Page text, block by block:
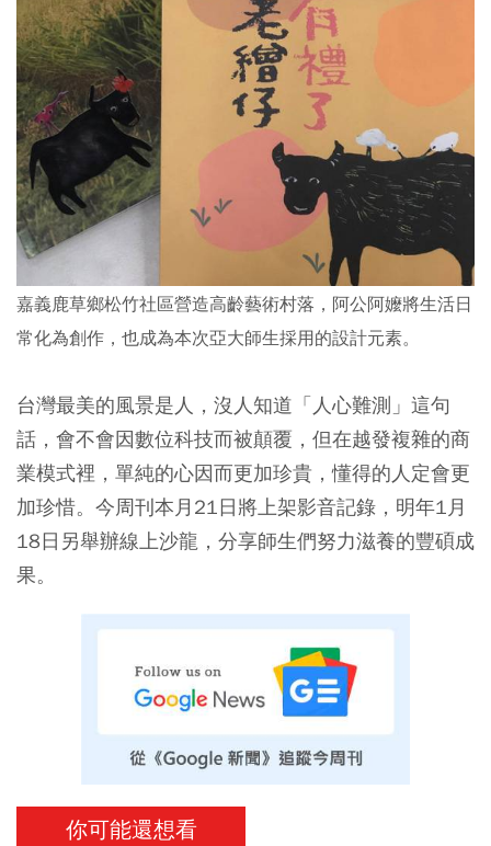
嘉義鹿草鄉松竹社區營造高齡藝術村落，阿公阿嬤將生活日
常化為創作，也成為本次亞大師生採用的設計元素。
台灣最美的風景是人，沒人知道「人心難測」這句
話，會不會因數位科技而被顛覆，但在越發複雜的商
業模式裡，單純的心因而更加珍貴，懂得的人定會更
加珍惜。今周刊本月21日將上架影音記錄，明年1月
18日另舉辦線上沙龍，分享師生們努力滋養的豐碩成
果。
你可能還想看